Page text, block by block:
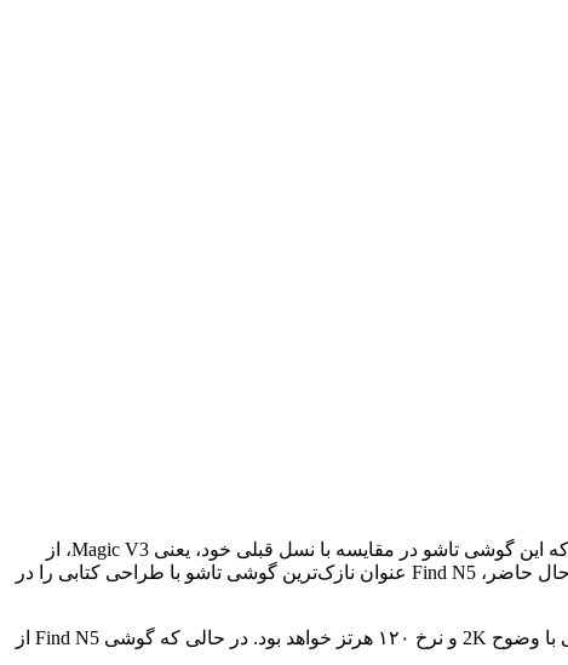
پیش‌بینی می‌شود که گوشی Magic V5 در حوالی هفته سوم یا چهارم ماه ژوئن به طور رسمی معرفی شود. لی کان، از مدیران آنر، گفته که این گوشی تاشو در مقایسه با نسل قبلی خود، یعنی Magic V3، از
ضخامت کمتری برخوردار خواهد بود. احتمالاً ضخامت آن به گوشی Find N5 شرکت اوپو نزدیک شده یا حتی از آن پیشی خواهد گرفت. در حال حاضر، Find N5 عنوان نازک‌ترین گوشی تاشو با طراحی کتابی را در
گوشی تاشو مجیک V5 ظاهرا مجهز به یک نمایشگر خارجی ۶.۴۵ اینچی از نوع LTPO OLED با نرخ ۱۲۰ هرتز و یک نمایشگر داخلی ۸ اینچی با وضوح 2K و نرخ ۱۲۰ هرتز خواهد بود. در حالی که گوشی Find N5 از